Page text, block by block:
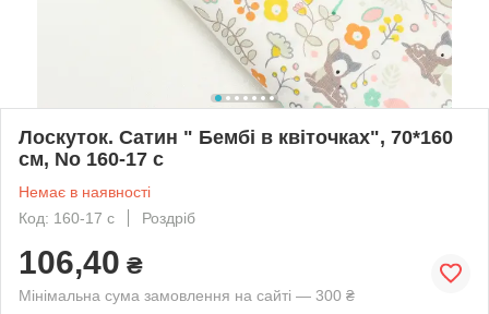
Лоскуток. Сатин " Бембі в квіточках", 70*160
см, No 160-17 с
Немає в наявності
Код: 160-17 с
Роздріб
106,40 ₴
Мінімальна сума замовлення на сайті — 300 ₴